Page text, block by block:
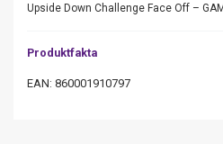
Upside Down Challenge Face Off –
Produktfakta
EAN: 860001910797